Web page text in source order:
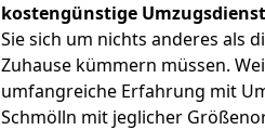
kostengünstige
Sie sich um nichts anderes als
Zuhause kümmern müssen.
umfangreiche Erfahrung mit
Schmölln mit jeglicher